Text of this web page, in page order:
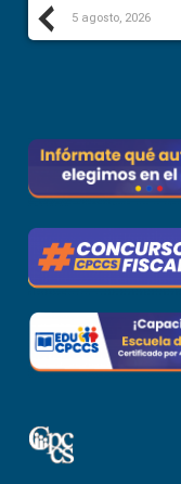
Previous
5 agosto, 2026